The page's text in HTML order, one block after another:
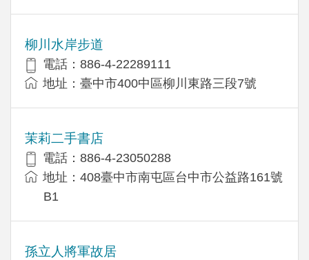
柳川水岸步道
電話：886-4-22289111
地址：臺中市400中區柳川東路三段7號
茉莉二手書店
電話：886-4-23050288
地址：408臺中市南屯區台中市公益路161號
B1
孫立人將軍故居